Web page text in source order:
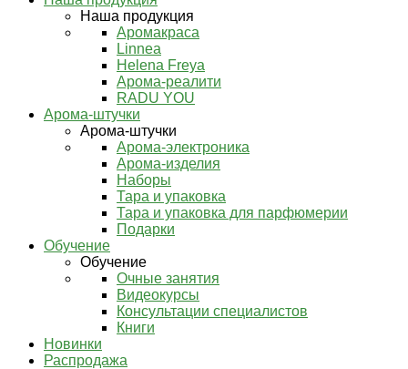
Наша продукция
Аромакраса
Linnea
Helena Freya
Арома-реалити
RADU YOU
Арома-штучки
Арома-штучки
Арома-электроника
Арома-изделия
Наборы
Тара и упаковка
Тара и упаковка для парфюмерии
Подарки
Обучение
Обучение
Очные занятия
Видеокурсы
Консультации специалистов
Книги
Новинки
Распродажа